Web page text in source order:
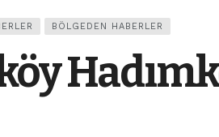
BÖLGEDEN HABERLER